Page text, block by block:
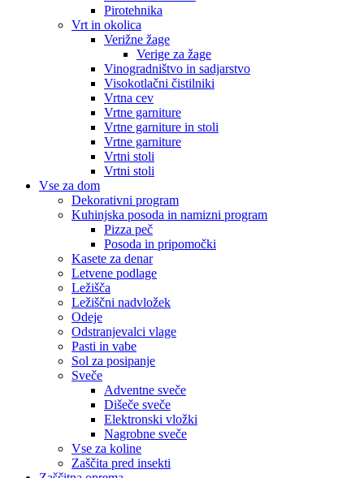
Pirotehnika
Vrt in okolica
Verižne žage
Verige za žage
Vinogradništvo in sadjarstvo
Visokotlačni čistilniki
Vrtna cev
Vrtne garniture
Vrtne garniture in stoli
Vrtne garniture
Vrtni stoli
Vrtni stoli
Vse za dom
Dekorativni program
Kuhinjska posoda in namizni program
Pizza peč
Posoda in pripomočki
Kasete za denar
Letvene podlage
Ležišča
Ležiščni nadvložek
Odeje
Odstranjevalci vlage
Pasti in vabe
Sol za posipanje
Sveče
Adventne sveče
Dišeče sveče
Elektronski vložki
Nagrobne sveče
Vse za koline
Zaščita pred insekti